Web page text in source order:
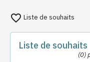
favorite_border Liste de souhaits
Liste de souhaits
(0)